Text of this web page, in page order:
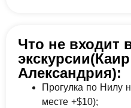
Что не входит
Александрия):
Прогулка по Нилу
месте +$10);